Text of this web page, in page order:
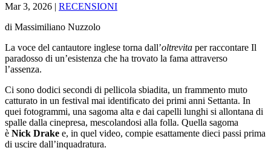
Mar 3, 2026 | RECENSIONI
di Massimiliano Nuzzolo
La voce del cantautore inglese torna dall’oltrevita per raccontare Il
paradosso di un’esistenza che ha trovato la fama attraverso
l’assenza.
Ci sono dodici secondi di pellicola sbiadita, un frammento muto
catturato in un festival mai identificato dei primi anni Settanta. In
quei fotogrammi, una sagoma alta e dai capelli lunghi si allontana di
spalle dalla cinepresa, mescolandosi alla folla. Quella sagoma
è Nick Drake e, in quel video, compie esattamente dieci passi prima
di uscire dall’inquadratura.